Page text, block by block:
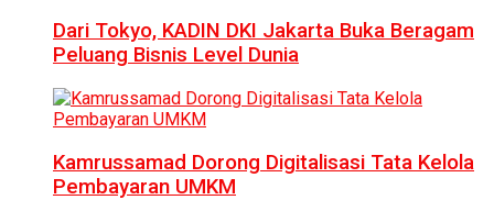
Dari Tokyo, KADIN DKI Jakarta Buka Beragam
Peluang Bisnis Level Dunia
Kamrussamad Dorong Digitalisasi Tata Kelola
Pembayaran UMKM